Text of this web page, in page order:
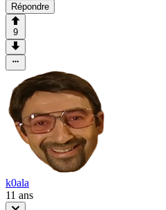
Répondre
9
k0ala
11 ans